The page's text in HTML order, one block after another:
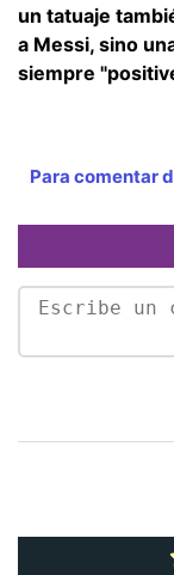
un tatuaje
a Messi, sino
siempre
Para comentar